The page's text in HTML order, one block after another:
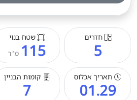
חדרים
5
שטח בנוי
115 מ"ר
תאריך אכלוס
01.29
קומות הבניין
7